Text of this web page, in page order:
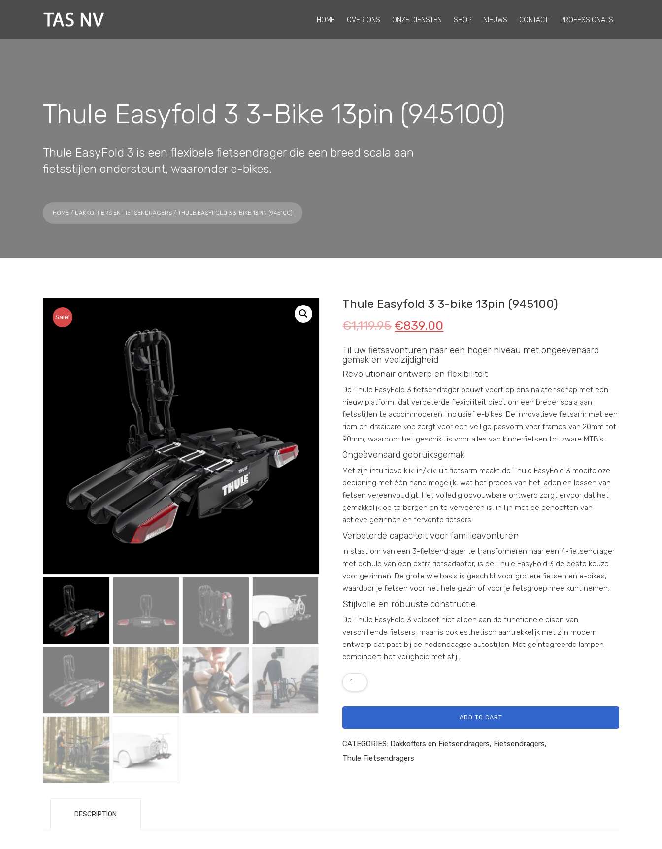
HOME OVER ONS ONZE DIENSTEN SHOP NIEUWS CONTACT PROFESSIONALS
Thule Easyfold 3 3-Bike 13pin (945100)
Thule EasyFold 3 is een flexibele fietsendrager die een breed scala aan
fietsstijlen ondersteunt, waaronder e-bikes.
HOME / DAKKOFFERS EN FIETSENDRAGERS / THULE EASYFOLD 3 3-BIKE 13PIN (945100)
Sale!
Thule Easyfold 3 3-bike 13pin (945100)
€1,119.95 €839.00
Til uw fietsavonturen naar een hoger niveau met ongeëvenaard
gemak en veelzijdigheid
Revolutionair ontwerp en flexibiliteit
De Thule EasyFold 3 fietsendrager bouwt voort op ons nalatenschap met een
nieuw platform, dat verbeterde flexibiliteit biedt om een breder scala aan
fietsstijlen te accommoderen, inclusief e-bikes. De innovatieve fietsarm met een
riem en draaibare kop zorgt voor een veilige pasvorm voor frames van 20mm tot
90mm, waardoor het geschikt is voor alles van kinderfietsen tot zware MTB’s.
Ongeëvenaard gebruiksgemak
Met zijn intuïtieve klik-in/klik-uit fietsarm maakt de Thule EasyFold 3 moeiteloze
bediening met één hand mogelijk, wat het proces van het laden en lossen van
fietsen vereenvoudigt. Het volledig opvouwbare ontwerp zorgt ervoor dat het
gemakkelijk op te bergen en te vervoeren is, in lijn met de behoeften van
actieve gezinnen en fervente fietsers.
Verbeterde capaciteit voor familieavonturen
In staat om van een 3-fietsendrager te transformeren naar een 4-fietsendrager
met behulp van een extra fietsadapter, is de Thule EasyFold 3 de beste keuze
voor gezinnen. De grote wielbasis is geschikt voor grotere fietsen en e-bikes,
waardoor je fietsen voor het hele gezin of voor je fietsgroep mee kunt nemen.
Stijlvolle en robuuste constructie
De Thule EasyFold 3 voldoet niet alleen aan de functionele eisen van
verschillende fietsers, maar is ook esthetisch aantrekkelijk met zijn modern
ontwerp dat past bij de hedendaagse autostijlen. Met geïntegreerde lampen
combineert het veiligheid met stijl.
ADD TO CART
CATEGORIES: Dakkoffers en Fietsendragers, Fietsendragers,
Thule Fietsendragers
DESCRIPTION